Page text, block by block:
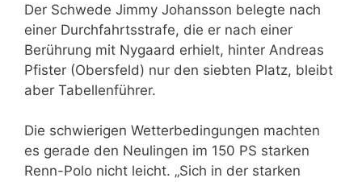
Der Schwede Jimmy Johansson belegte nach
einer Durchfahrtsstrafe, die er nach einer
Berührung mit Nygaard erhielt, hinter Andreas
Pfister (Obersfeld) nur den siebten Platz, bleibt
aber Tabellenführer.
Die schwierigen Wetterbedingungen machten
es gerade den Neulingen im 150 PS starken
Renn-Polo nicht leicht. „Sich in der starken